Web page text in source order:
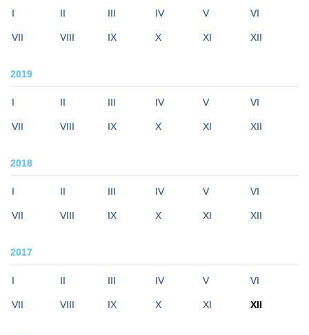
I II III IV V VI
VII VIII IX X XI XII
2019
I II III IV V VI
VII VIII IX X XI XII
2018
I II III IV V VI
VII VIII IX X XI XII
2017
I II III IV V VI
VII VIII IX X XI XII